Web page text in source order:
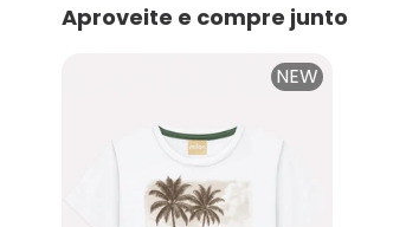
Aproveite e compre junto
NEW